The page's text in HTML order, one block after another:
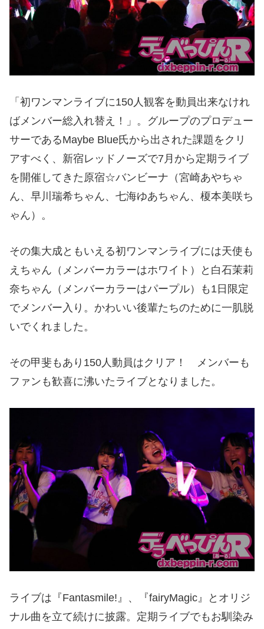
「初ワンマンライブに150人観客を動員出来なけれ
ばメンバー総入れ替え！」。グループのプロデュー
サーであるMaybe Blue氏から出された課題をクリ
アすべく、新宿レッドノーズで7月から定期ライブ
を開催してきた原宿☆バンビーナ（宮崎あやちゃ
ん、早川瑞希ちゃん、七海ゆあちゃん、榎本美咲ち
ゃん）。
その集大成ともいえる初ワンマンライブには天使も
えちゃん（メンバーカラーはホワイト）と白石茉莉
奈ちゃん（メンバーカラーはパープル）も1日限定
でメンバー入り。かわいい後輩たちのために一肌脱
いでくれました。
その甲斐もあり150人動員はクリア！ メンバーも
ファンも歓喜に沸いたライブとなりました。
ライブは『Fantasmile!』、『fairyMagic』とオリジ
ナル曲を立て続けに披露。定期ライブでもお馴染み